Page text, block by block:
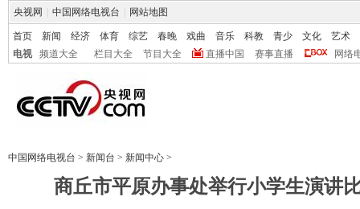
央视网 中国网络电视台 网站地图
首页 新闻 经济 体育 综艺 春晚 戏曲 音乐 科教 青少 文化
艺术
电视
频道大全 栏目大全 节目大全 直播中国 赛事直播 网络
中国网络电视台 > 新闻台 > 新闻中心 >
商丘市平原办事处举行小学生演讲